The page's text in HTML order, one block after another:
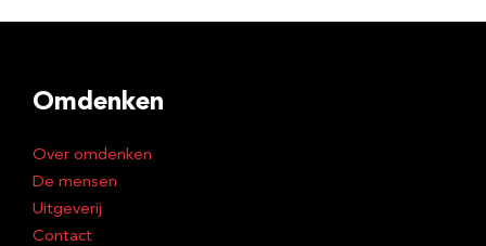
Omdenken
Over omdenken
De mensen
Uitgeverij
Contact